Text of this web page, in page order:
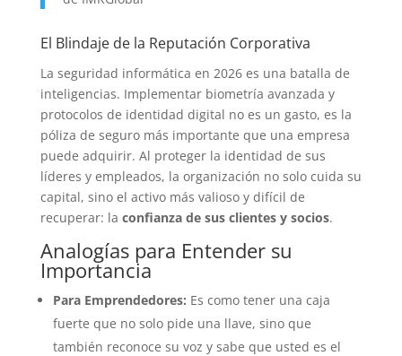
El Blindaje de la Reputación Corporativa
La seguridad informática en 2026 es una batalla de
inteligencias. Implementar biometría avanzada y
protocolos de identidad digital no es un gasto, es la
póliza de seguro más importante que una empresa
puede adquirir. Al proteger la identidad de sus
líderes y empleados, la organización no solo cuida su
capital, sino el activo más valioso y difícil de
recuperar: la confianza de sus clientes y socios.
Analogías para Entender su
Importancia
Para Emprendedores: Es como tener una caja
fuerte que no solo pide una llave, sino que
también reconoce su voz y sabe que usted es el